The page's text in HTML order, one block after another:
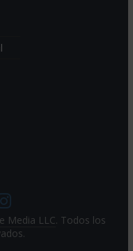
Media LLC. Todos los